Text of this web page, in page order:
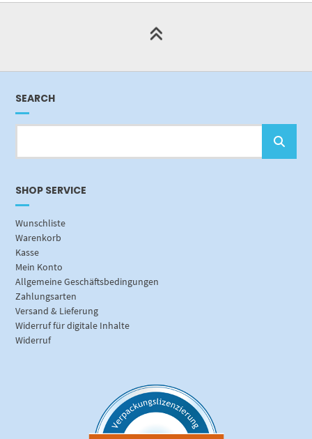
SEARCH
SHOP SERVICE
Wunschliste
Warenkorb
Kasse
Mein Konto
Allgemeine Geschäftsbedingungen
Zahlungsarten
Versand & Lieferung
Widerruf für digitale Inhalte
Widerruf